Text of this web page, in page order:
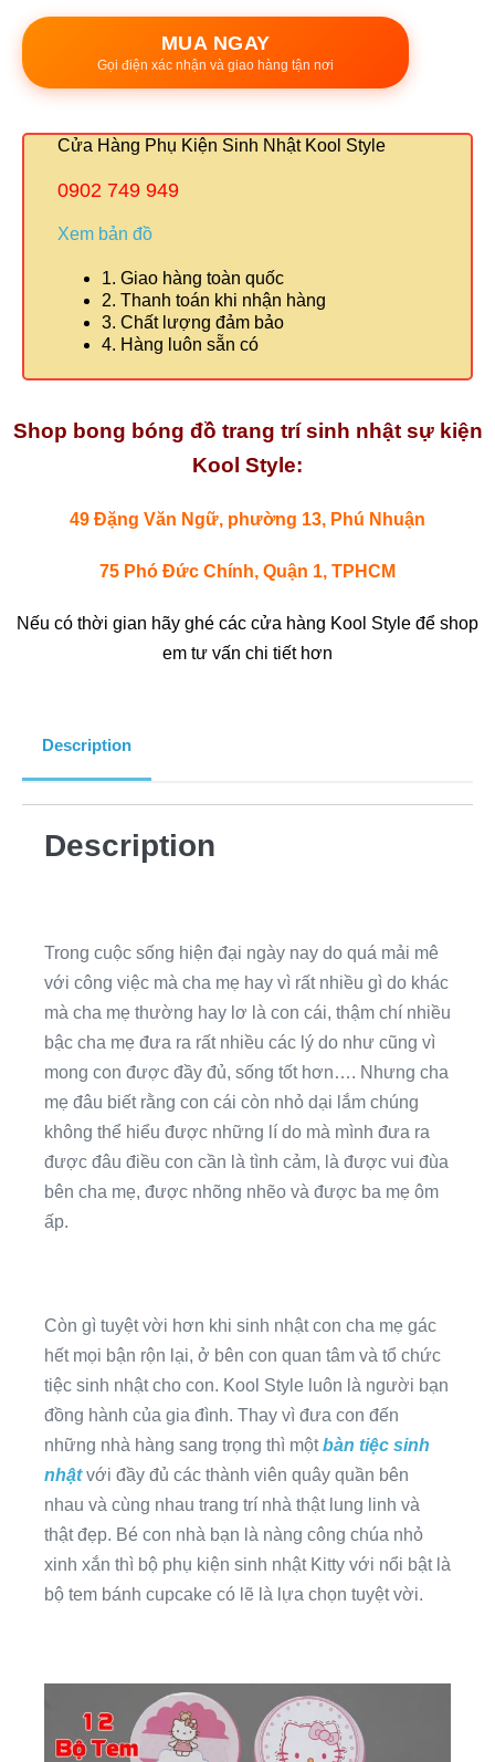
MUA NGAY
Gọi điện xác nhận và giao hàng tận nơi
Cửa Hàng Phụ Kiện Sinh Nhật Kool Style
0902 749 949
Xem bản đồ
1. Giao hàng toàn quốc
2. Thanh toán khi nhận hàng
3. Chất lượng đảm bảo
4. Hàng luôn sẵn có
Shop bong bóng đồ trang trí sinh nhật sự kiện
Kool Style:
49 Đặng Văn Ngữ, phường 13, Phú Nhuận
75 Phó Đức Chính, Quận 1, TPHCM
Nếu có thời gian hãy ghé các cửa hàng Kool Style để shop
em tư vấn chi tiết hơn
Description
Description
Trong cuộc sống hiện đại ngày nay do quá mải mê
với công việc mà cha mẹ hay vì rất nhiều gì do khác
mà cha mẹ thường hay lơ là con cái, thậm chí nhiều
bậc cha mẹ đưa ra rất nhiều các lý do như cũng vì
mong con được đầy đủ, sống tốt hơn…. Nhưng cha
mẹ đâu biết rằng con cái còn nhỏ dại lắm chúng
không thể hiểu được những lí do mà mình đưa ra
được đâu điều con cần là tình cảm, là được vui đùa
bên cha mẹ, được nhõng nhẽo và được ba mẹ ôm
ấp.
Còn gì tuyệt vời hơn khi sinh nhật con cha mẹ gác
hết mọi bận rộn lại, ở bên con quan tâm và tổ chức
tiệc sinh nhật cho con. Kool Style luôn là người bạn
đồng hành của gia đình. Thay vì đưa con đến
những nhà hàng sang trọng thì mộtbàn tiệc sinh
nhậtvới đầy đủ các thành viên quây quần bên
nhau và cùng nhau trang trí nhà thật lung linh và
thật đẹp. Bé con nhà bạn là nàng công chúa nhỏ
xinh xắn thì bộ phụ kiện sinh nhật Kitty với nổi bật là
bộ tem bánh cupcake có lẽ là lựa chọn tuyệt vời.